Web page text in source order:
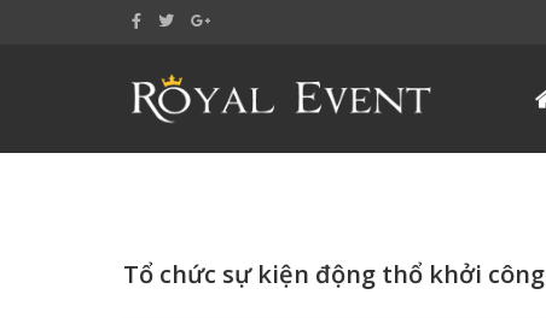
Tổ chức sự kiện động thổ khởi công